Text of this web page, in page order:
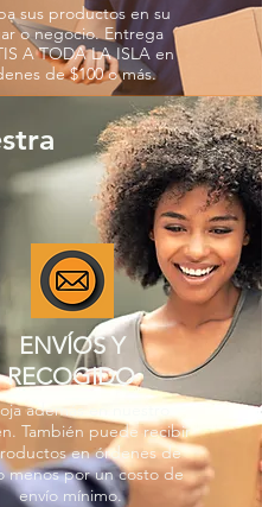
sus productos en su
o negocio. Entrega
A TODA LA ISLA en
de $100 o más.
ENVÍOS Y
RECOGIDO
además en nuestro
También puede recibir
en órdenes de
menos por un costo de
envío mínimo.